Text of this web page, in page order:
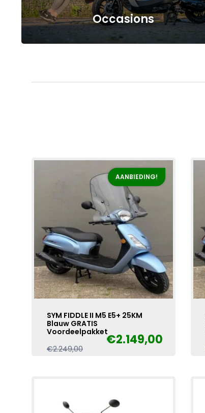
Occasions
AANBIEDING!
SYM FIDDLE II M5 E5+ 25KM
Blauw GRATIS
Voordeelpakket
€2.249,00Oorspronkelijke
€2.149,00
Huidige